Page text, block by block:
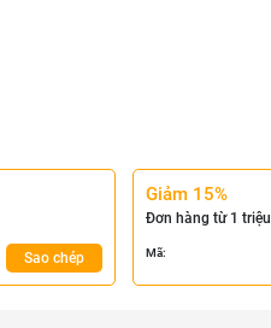
Sao chép
Giảm 15%
Đơn hàng từ 1 triệu
Mã: